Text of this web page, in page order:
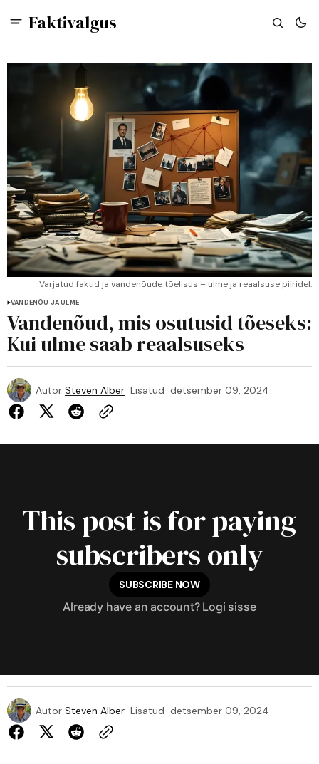
Faktivalgus
Varjatud faktid ja vandenõude tõelisus – ulme ja reaalsuse piiridel.
VANDENÕU JA ULME
Vandenõud, mis osutusid tõeseks:
Kui ulme saab reaalsuseks
Autor Steven Alber Lisatud detsember 09, 2024
This post is for paying
subscribers only
SUBSCRIBE NOW
Already have an account? Logi sisse
Autor Steven Alber Lisatud detsember 09, 2024